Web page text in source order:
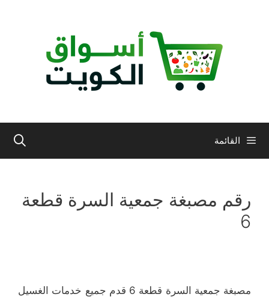
القائمة
رقم مصبغة جمعية السرة قطعة
6
مصبغة جمعية السرة قطعة 6 قدم جميع خدمات الغسيل